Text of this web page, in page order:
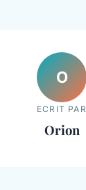
O
ECRIT PAR
Orion